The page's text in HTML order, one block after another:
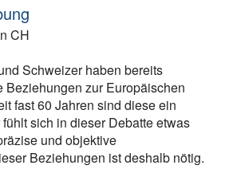
CH
Schweizer haben bereits
Beziehungen zur Europäischen
fast 60 Jahren sind diese ein
sich in dieser Debatte etwas
und objektive
Beziehungen ist deshalb nötig.